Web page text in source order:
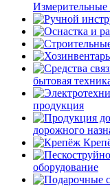
бытовая
продукция
дорожного
оборудование